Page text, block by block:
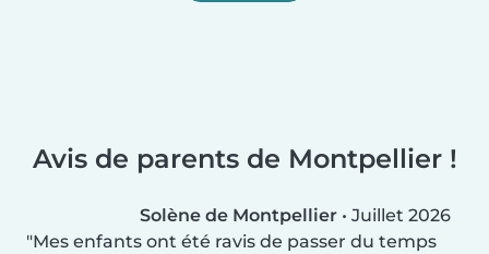
Avis de parents de Montpellier !
Solène de Montpellier • Juillet 2026
Mes enfants ont été ravis de passer du temps